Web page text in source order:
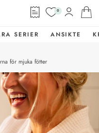
0
SERIER ANSIKTE
för mjuka fötter